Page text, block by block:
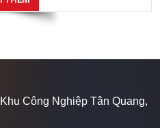
THÊM
Công Nghiệp Tân Quang,